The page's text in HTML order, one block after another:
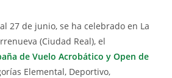
27 de junio, se ha celebrado en La
(Ciudad Real), el
de Vuelo Acrobático y Open de
Elemental, Deportivo,